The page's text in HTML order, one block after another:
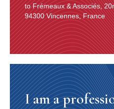
fantasmes. La nuit est le
peurs et des angoisses, de
premières publications de ce
en 1704, la nuit perd un peu
règne d’inquiétude. Car elle
puissance évocatrice du
trouve toute sa force. Certes
plus d’un siècle, préparée à
séduisant. On ne compte
perses ou indiennes des
même. Mais en réalité on ne
to Frémeaux & Associés,
94300 Vincennes, France
I am a